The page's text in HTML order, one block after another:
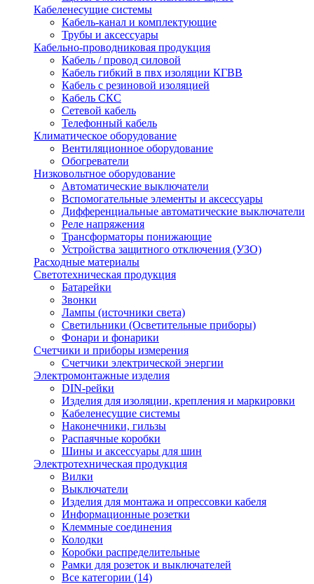
Кабеленесущие системы
Кабель-канал и комплектующие
Трубы и аксессуары
Кабельно-проводниковая продукция
Кабель / провод силовой
Кабель гибкий в пвх изоляции КГВВ
Кабель с резиновой изоляцией
Кабель СКС
Сетевой кабель
Телефонный кабель
Климатическое оборудование
Вентиляционное оборудование
Обогреватели
Низковольтное оборудование
Автоматические выключатели
Вспомогательные элементы и аксессуары
Дифференциальные автоматические выключатели
Реле напряжения
Трансформаторы понижающие
Устройства защитного отключения (УЗО)
Расходные материалы
Светотехническая продукция
Батарейки
Звонки
Лампы (источники света)
Светильники (Осветительные приборы)
Фонари и фонарики
Счетчики и приборы измерения
Счетчики электрической энергии
Электромонтажные изделия
DIN-рейки
Изделия для изоляции, крепления и маркировки
Кабеленесущие системы
Наконечники, гильзы
Распаячные коробки
Шины и аксессуары для шин
Электротехническая продукция
Вилки
Выключатели
Изделия для монтажа и опрессовки кабеля
Информационные розетки
Клеммные соединения
Колодки
Коробки распределительные
Рамки для розеток и выключателей
Все категории (14)